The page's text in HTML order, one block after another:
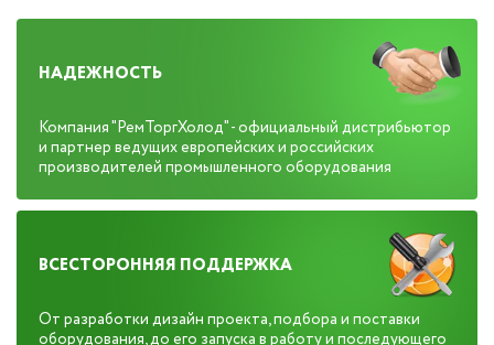
НАДЕЖНОСТЬ
Компания "РемТоргХолод" - официальный дистрибьютор
и партнер ведущих европейских и российских
производителей промышленного оборудования
ВСЕСТОРОННЯЯ ПОДДЕРЖКА
От разработки дизайн проекта, подбора и поставки
оборудования, до его запуска в работу и последующего